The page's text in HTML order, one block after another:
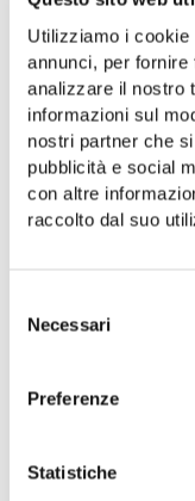
Utilizziamo i
annunci, per
analizzare il nostro
informazioni sul
nostri partner che
pubblicità e social
con altre
raccolto dal suo
delNecessari
Preferenze
Statistiche
Share: